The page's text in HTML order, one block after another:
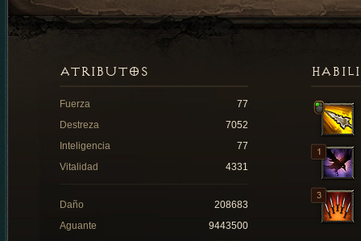
ATRIBUTOS
Fuerza
77
Destreza
7052
Inteligencia
77
Vitalidad
4331
Daño
208683
Aguante
9443500